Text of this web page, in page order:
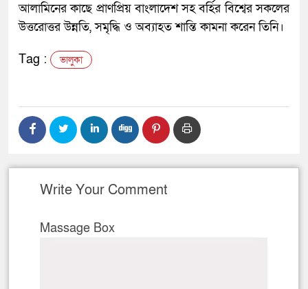
আলামিনের কাছে প্রাণপ্রিয় বাংলাদেশ সহ বর্হির বিশ্বের সকলের
উত্তরোত্তর উন্নতি, সমৃদ্ধি ও অব্যাহত শান্তি কামনা করেন তিনি।
Tag : ভালুকা
Write Your Comment
Massage Box